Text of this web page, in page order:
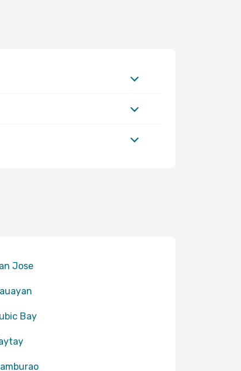
Jose
Bay